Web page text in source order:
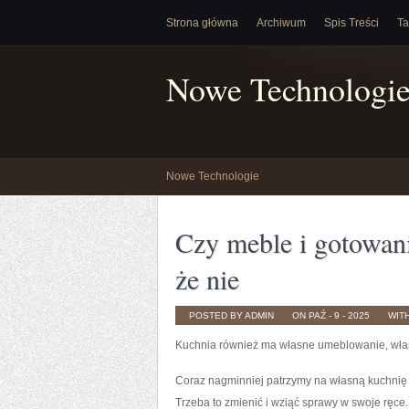
Strona główna Archiwum Spis Treści
Nowe
Nowe Technologie
Czy meble i
że nie
POSTED BY ADMIN ON PAŹ - 9 - 2025
Kuchnia również ma własne umeblowanie,
Coraz nagminniej patrzymy na własną
Trzeba to zmienić i wziąć sprawy w swoje